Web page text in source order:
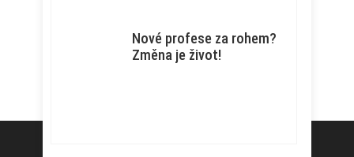
Nové profese za rohem?
Změna je život!